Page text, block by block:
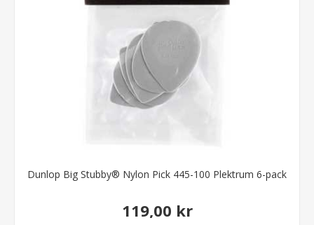
Dunlop Big Stubby® Nylon Pick 445-100 Plektrum 6-pack
119,00 kr